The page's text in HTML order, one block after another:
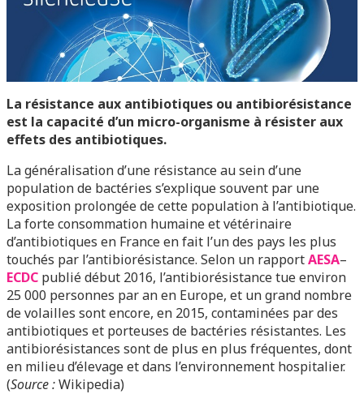
La résistance aux antibiotiques ou antibiorésistance
est la capacité d’un micro-organisme à résister aux
effets des antibiotiques.
La généralisation d’une résistance au sein d’une
population de bactéries s’explique souvent par une
exposition prolongée de cette population à l’antibiotique.
La forte consommation humaine et vétérinaire
d’antibiotiques en France en fait l’un des pays les plus
touchés par l’antibiorésistance. Selon un rapportAESA–
ECDC publié début 2016, l’antibiorésistance tue environ
25 000 personnes par an en Europe, et un grand nombre
de volailles sont encore, en 2015, contaminées par des
antibiotiques et porteuses de bactéries résistantes. Les
antibiorésistances sont de plus en plus fréquentes, dont
en milieu d’élevage et dans l’environnement hospitalier.
(Source :Wikipedia)